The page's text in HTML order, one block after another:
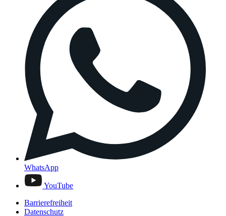
WhatsApp
YouTube
Barrierefreiheit
Datenschutz